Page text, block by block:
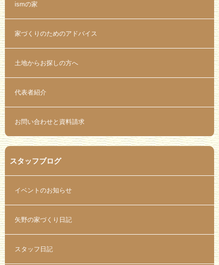
ismの家
家づくりのためのアドバイス
土地からお探しの方へ
代表者紹介
お問い合わせと資料請求
スタッフブログ
イベントのお知らせ
矢野の家づくり日記
スタッフ日記